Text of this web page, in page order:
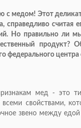
с медом! Этот
справедливо
Но правильно ли
центра
мед - это
свойствами,
звено между